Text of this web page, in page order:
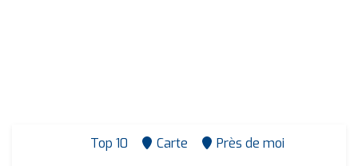
Top 10 Carte
Près de moi